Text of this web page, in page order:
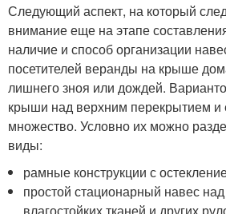
Следующий аспект, на который
внимание еще на этапе
наличие и способ организации
посетителей веранды на крыше
лишнего зноя или дождей.
крыши над верхним перекрытием и
множество. Условно их можно
виды:
рамные конструкции с
простой стационарный навес
влагостойких тканей и других